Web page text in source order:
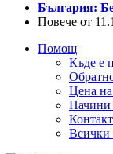
България:
Повече от
Помощ
Къде е
Цена на
Начини
Контакт
Всички